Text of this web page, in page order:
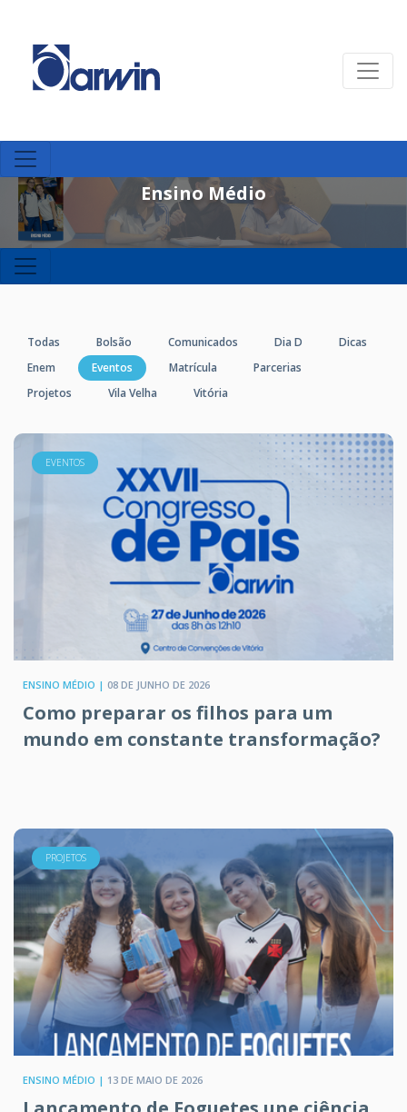
Ensino Médio
Todas Bolsão Comunicados Dia D
Dicas
Enem
Eventos Matrícula
Parcerias
Projetos
Vila Velha Vitória
EVENTOS
ENSINO MÉDIO | 08 DE JUNHO DE 2026
Como preparar os filhos para um
mundo em constante transformação?
PROJETOS
ENSINO MÉDIO | 13 DE MAIO DE 2026